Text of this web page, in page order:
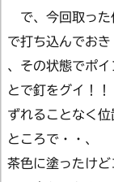
で、今回取った
で打ち込んでおき
、その状態でポ
とで釘をグイ！！
ずれることなく位
ところで・・、
茶色に塗ったけ